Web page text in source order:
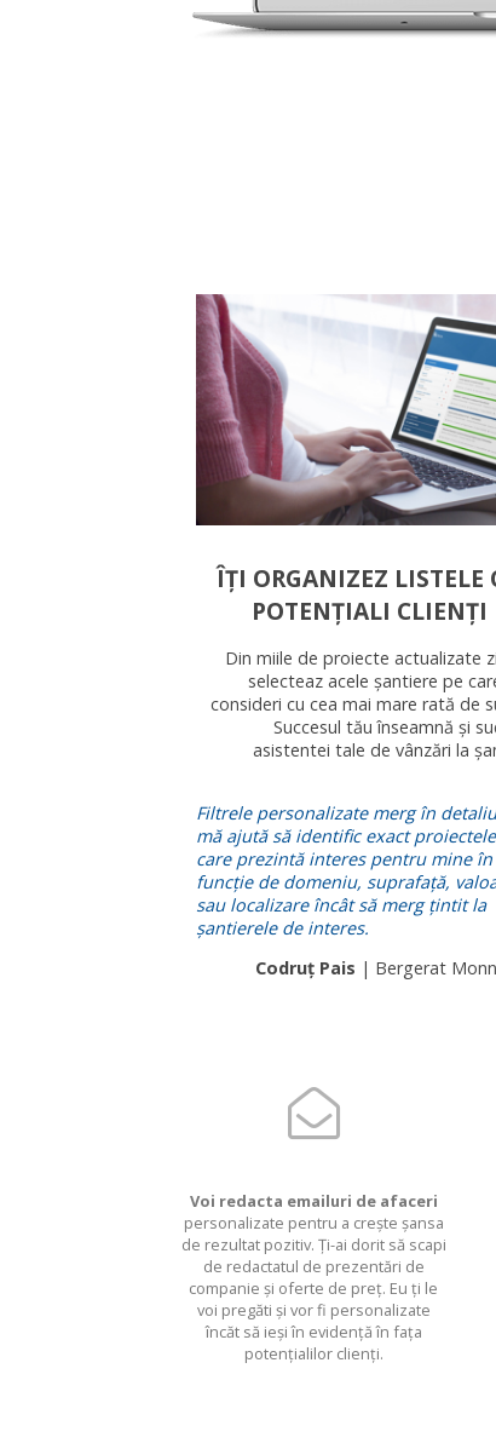
ÎȚI ORGANIZEZ LISTELE
POTENȚIALI CLIENȚI
Din miile de proiecte actualizate
selecteaz acele șantiere pe
consideri cu cea mai mare rată de
Succesul tău înseamnă și
asistentei tale de vânzări la
Filtrele personalizate merg în
mă ajută să identific exact proiectele
care prezintă interes pentru mine în
funcție de domeniu, suprafață,
sau localizare încât să merg țintit la
șantierele de interes.
Codruț Pais | Bergerat
Voi redacta emailuri de afaceri
personalizate pentru a crește șansa
de rezultat pozitiv. Ți-ai dorit să scapi
de redactatul de prezentări de
companie și oferte de preț. Eu ți le
voi pregăti și vor fi personalizate
încăt să ieși în evidență în fața
potențialilor clienți.